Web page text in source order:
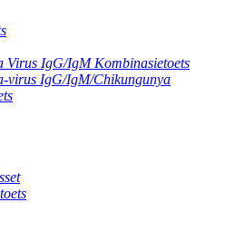
Virus IgG/IgM Kombinasietoets
virus IgG/IgM/Chikungunya